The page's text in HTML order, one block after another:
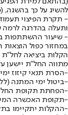
להשיג על כך בהשגה,
ותעלה בהדרגה לרמה של 1.2 מיליון לעסקים עד 300
במחזור כפול הוצאות
הקלות ביציאה לחל"ת עד ל-30
מתווה החל"ת יישען
-הסרת תנאי קיזוז
-ביטול ימי המתנה
-הפחתת תקופת החל"ת
-תקופת האכשרה המינימלית תקטן